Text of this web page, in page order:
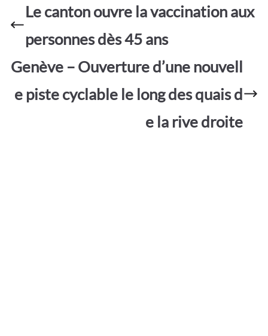
o
o
k
A
p
p
e
g
er
Le canton ouvre la vaccination aux
personnes dès 45 ans
Genève – Ouverture d’une nouvell
e piste cyclable le long des quais d
e la rive droite